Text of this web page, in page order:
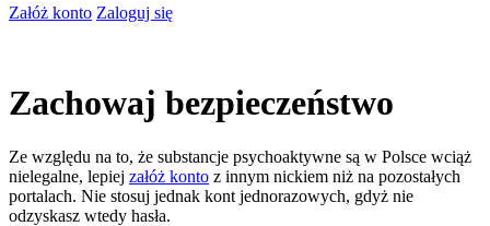
Załóż konto Zaloguj się
Zachowaj bezpieczeństwo
Ze względu na to, że substancje psychoaktywne są w Polsce wciąż
nielegalne, lepiej załóż konto z innym nickiem niż na pozostałych
portalach. Nie stosuj jednak kont jednorazowych, gdyż nie
odzyskasz wtedy hasła.